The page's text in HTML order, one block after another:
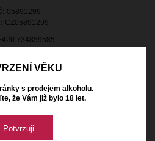
05891299
CZ05891299
734859585
odkazy
Aktuality
VĚKU
s prodejem alkoholu.
že Vám již bylo 18 let.
Potvrzuji